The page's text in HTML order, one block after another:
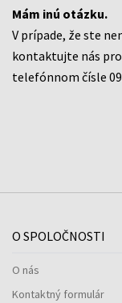
Mám inú otázku.
V prípade, že ste
kontaktujte nás
telefónnom čísle
O SPOLOČNOSTI
O nás
Kontaktný formulár